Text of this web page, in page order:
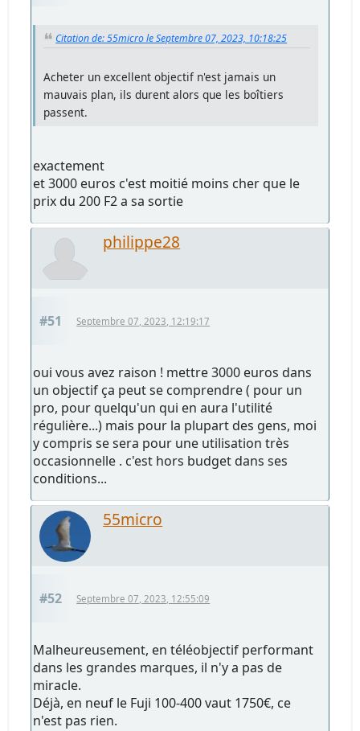
Citation de: 55micro le Septembre 07, 2023, 10:18:25
Acheter un excellent objectif n'est jamais un
mauvais plan, ils durent alors que les boîtiers
passent.
exactement
et 3000 euros c'est moitié moins cher que le
prix du 200 F2 a sa sortie
philippe28
#51 Septembre 07, 2023, 12:19:17
oui vous avez raison ! mettre 3000 euros dans
un objectif ça peut se comprendre ( pour un
pro, pour quelqu'un qui en aura l'utilité
régulière...) mais pour la plupart des gens, moi
y compris se sera pour une utilisation très
occasionnelle . c'est hors budget dans ses
conditions...
55micro
#52 Septembre 07, 2023, 12:55:09
Malheureusement, en téléobjectif performant
dans les grandes marques, il n'y a pas de
miracle.
Déjà, en neuf le Fuji 100-400 vaut 1750€, ce
n'est pas rien.